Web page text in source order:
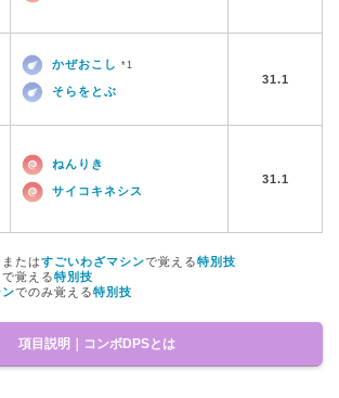
かぜおこし *1
そらをとぶ
31.1
ねんりき
サイコキネシス
31.1
たはすごいわざマシンで覚える特別技
覚える特別技
でのみ覚える特別技
項目説明｜コンボDPSとは